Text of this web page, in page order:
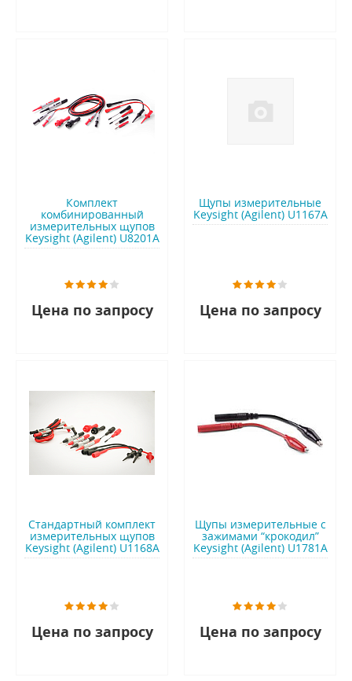
Комплект
комбинированный
измерительных щупов
Keysight (Agilent) U8201A
Цена по запросу
Щупы измерительные
Keysight (Agilent) U1167A
Цена по запросу
Стандартный комплект
измерительных щупов
Keysight (Agilent) U1168A
Цена по запросу
Щупы измерительные c
зажимами “крокодил”
Keysight (Agilent) U1781A
Цена по запросу